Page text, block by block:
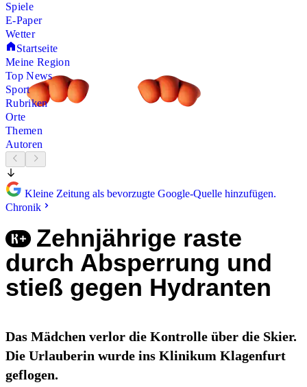
Spiele
E-Paper
Wetter
Startseite
Meine Region
Top News
Sport
Rubriken
Orte
Themen
Autoren
Kleine Zeitung als bevorzugte Google-Quelle hinzufügen.
Chronik
Zehnjährige raste
durch Absperrung und
stieß gegen Hydranten
Das Mädchen verlor die Kontrolle über die Skier.
Die Urlauberin wurde ins Klinikum Klagenfurt
geflogen.